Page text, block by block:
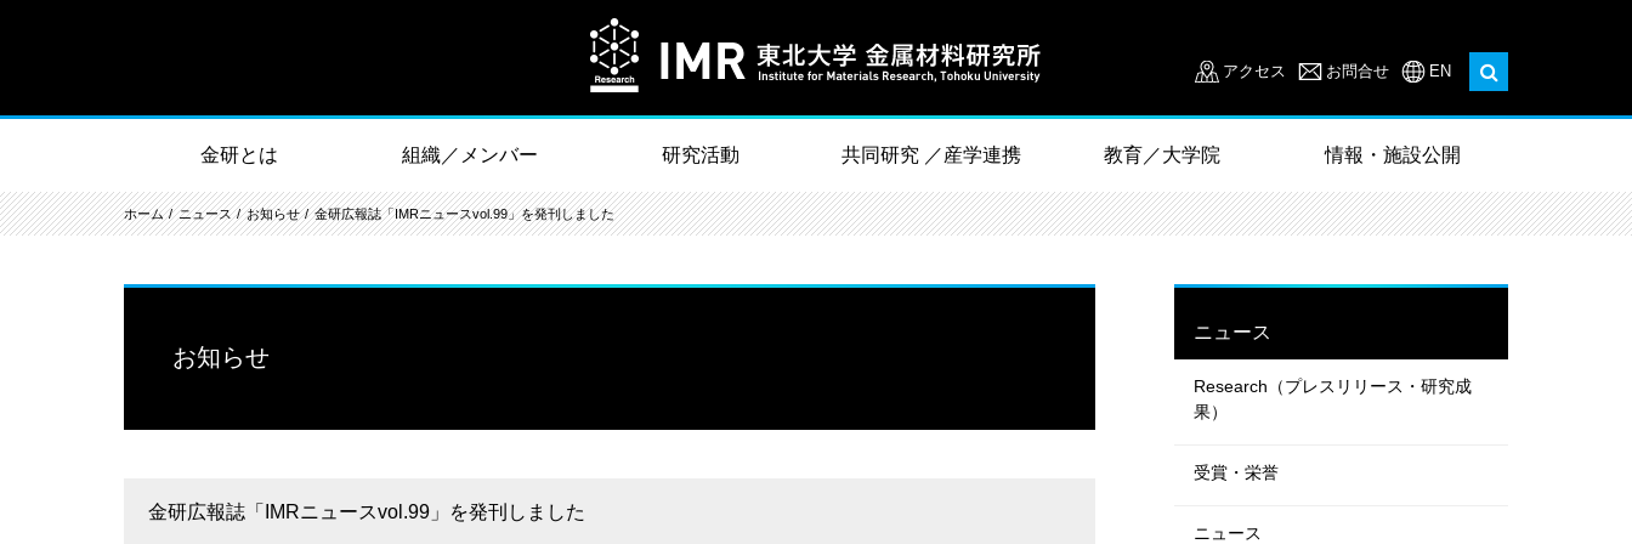
アクセス お問合せ EN
金研とは 組織／メンバー 研究活動 共同研究 ／産学連携 教育／大学院 情報・施設公開
ホーム ニュース お知らせ 金研広報誌「IMRニュースvol.99」を発刊しました
お知らせ
金研広報誌「IMRニュースvol.99」を発刊しました
ニュース
Research（プレスリリース・研究成
果）
受賞・栄誉
ニュース